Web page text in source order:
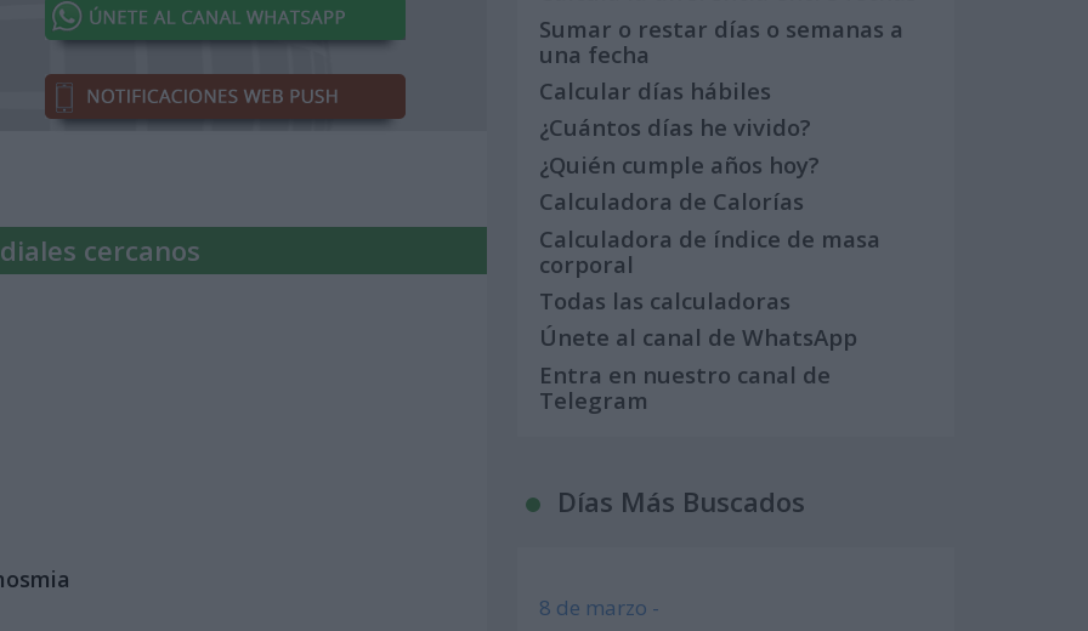
cercanos
Sumar o restar días o semanas a
una fecha
Calcular días hábiles
¿Cuántos días he vivido?
¿Quién cumple años hoy?
Calculadora de Calorías
Calculadora de índice de masa
corporal
Todas las calculadoras
Únete al canal de WhatsApp
Entra en nuestro canal de
Telegram
Días Más Buscados
8 de marzo -